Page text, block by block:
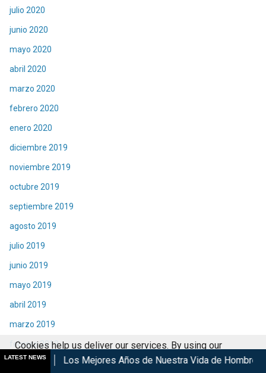
julio 2020
junio 2020
mayo 2020
abril 2020
marzo 2020
febrero 2020
enero 2020
diciembre 2019
noviembre 2019
octubre 2019
septiembre 2019
agosto 2019
julio 2019
junio 2019
mayo 2019
abril 2019
marzo 2019
febrero 2019
LATEST NEWS
Mejores Años de Nuestra Vida de Hombres G en cines
Cookies help us deliver our services. By using our
services, you agree to our use of cookies.
Got it